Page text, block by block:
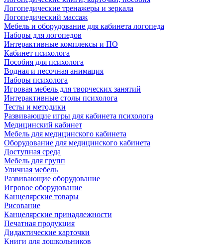
Логопедические тренажеры и зеркала
Логопедический массаж
Мебель и оборудование для кабинета логопеда
Наборы для логопедов
Интерактивные комплексы и ПО
Кабинет психолога
Пособия для психолога
Водная и песочная анимация
Наборы психолога
Игровая мебель для творческих занятий
Интерактивные столы психолога
Тесты и методики
Развивающие игры для кабинета психолога
Медицинский кабинет
Мебель для медицинского кабинета
Оборудование для медицинского кабинета
Доступная среда
Мебель для групп
Уличная мебель
Развивающие оборудование
Игровое оборудование
Канцелярские товары
Рисование
Канцелярские принадлежности
Печатная продукция
Дидактические карточки
Книги для дошкольников